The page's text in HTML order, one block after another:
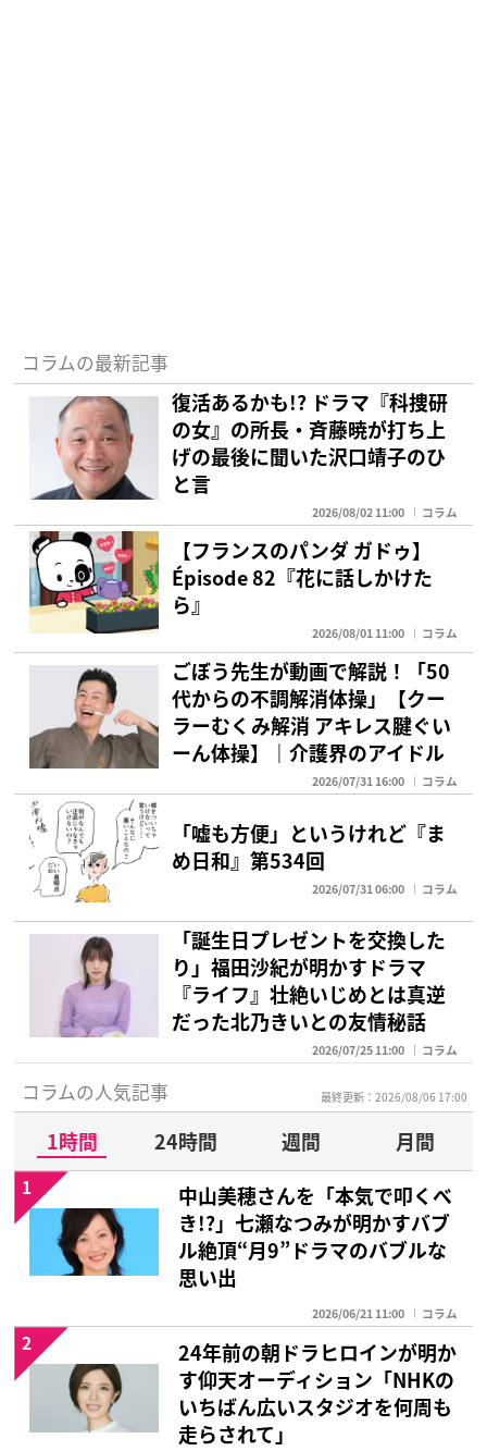
コラムの最新記事
復活あるかも!? ドラマ『科捜研
の女』の所長・斉藤暁が打ち上
げの最後に聞いた沢口靖子のひ
と言
2026/08/02 11:00 コラム
【フランスのパンダ ガドゥ】
Épisode 82『花に話しかけた
ら』
2026/08/01 11:00 コラム
ごぼう先生が動画で解説！「50
代からの不調解消体操」【クー
ラーむくみ解消 アキレス腱ぐい
ーん体操】｜介護界のアイドル
2026/07/31 16:00 コラム
「嘘も方便」というけれど『ま
め日和』第534回
2026/07/31 06:00 コラム
「誕生日プレゼントを交換した
り」福田沙紀が明かすドラマ
『ライフ』壮絶いじめとは真逆
だった北乃きいとの友情秘話
2026/07/25 11:00 コラム
コラムの人気記事 最終更新：2026/08/06 17:00
1時間 24時間 週間
月間
中山美穂さんを「本気で叩くべ
き!?」七瀬なつみが明かすバブ
ル絶頂“月9”ドラマのバブルな
思い出
2026/06/21 11:00 コラム
1
24年前の朝ドラヒロインが明か
す仰天オーディション「NHKの
いちばん広いスタジオを何周も
走らされて」
2